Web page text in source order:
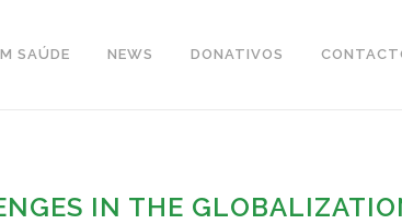
SAÚDE NEWS DONATIVOS
IN THE